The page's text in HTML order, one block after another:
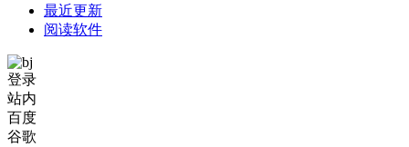
最近更新
阅读软件
登录
站内
百度
谷歌